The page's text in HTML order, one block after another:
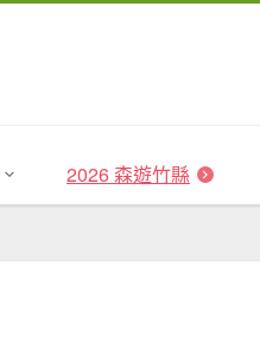
2026 森遊竹縣